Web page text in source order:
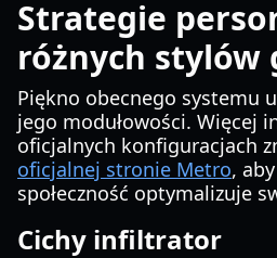
Strategie
różnych stylów
Piękno obecnego systemu
jego modułowości. Więcej
oficjalnych konfiguracjach
oficjalnej stronie Metro,
społeczność optymalizuje
Cichy infiltrator